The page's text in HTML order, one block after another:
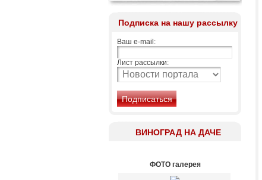
Подписка на нашу рассылку
Ваш e-mail:
Лист рассылки:
ВИНОГРАД НА ДАЧЕ
ФОТО галерея